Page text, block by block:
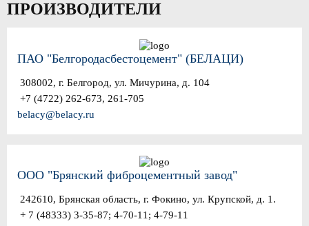
ПРОИЗВОДИТЕЛИ
ПАО "Белгородасбестоцемент" (БЕЛАЦИ)
308002, г. Белгород, ул. Мичурина, д. 104
+7 (4722) 262-673, 261-705
belacy@belacy.ru
ООО "Брянский фиброцементный завод"
242610, Брянская область, г. Фокино, ул. Крупской, д. 1.
+ 7 (48333) 3-35-87; 4-70-11; 4-79-11